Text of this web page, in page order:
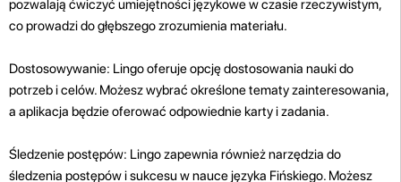
pozwalają ćwiczyć umiejętności językowe w czasie rzeczywistym,
co prowadzi do głębszego zrozumienia materiału.
Dostosowywanie: Lingo oferuje opcję dostosowania nauki do
potrzeb i celów. Możesz wybrać określone tematy zainteresowania,
a aplikacja będzie oferować odpowiednie karty i zadania.
Śledzenie postępów: Lingo zapewnia również narzędzia do
śledzenia postępów i sukcesu w nauce języka Fińskiego. Możesz